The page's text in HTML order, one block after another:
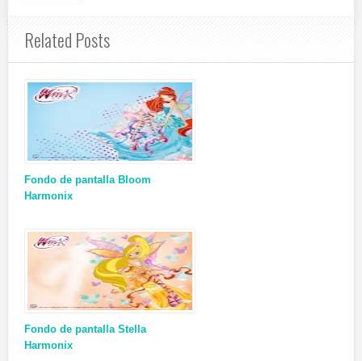
Related Posts
Fondo de pantalla Bloom
Harmonix
Fondo de pantalla Stella
Harmonix